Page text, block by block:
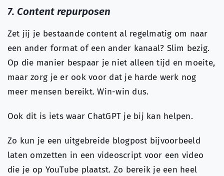
7. Content repurposen
Zet jij je bestaande content al regelmatig om naar
een ander format of een ander kanaal? Slim bezig.
Op die manier bespaar je niet alleen tijd en moeite,
maar zorg je er ook voor dat je harde werk nog
meer mensen bereikt. Win-win dus.
Ook dit is iets waar ChatGPT je bij kan helpen.
Zo kun je een uitgebreide blogpost bijvoorbeeld
laten omzetten in een videoscript voor een video
die je op YouTube plaatst. Zo bereik je een heel